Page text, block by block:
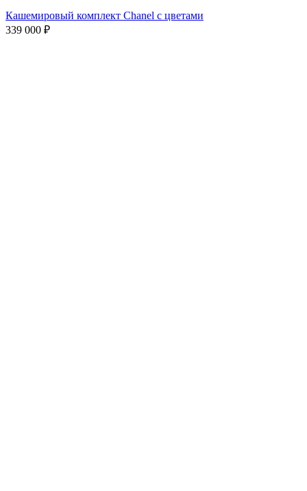
Кашемировый комплект Chanel с цветами
339 000 ₽